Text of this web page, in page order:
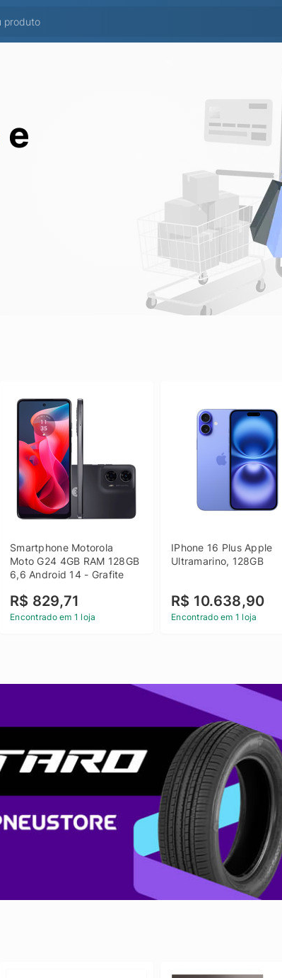
e
Smartphone Motorola
Moto G24 4GB RAM 128GB
6,6 Android 14 - Grafite
R$ 829,71
Encontrado em 1 loja
IPhone 16 Plus Apple
Ultramarino, 128GB
R$ 10.638,90
Encontrado em 1 loja